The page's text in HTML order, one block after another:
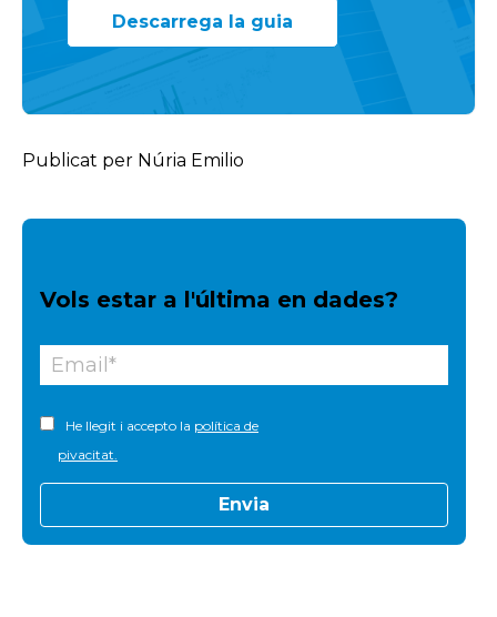
Descarrega la guia
Publicat per Núria Emilio
Vols estar a l'última en dades?
He llegit i accepto la política de
pivacitat.